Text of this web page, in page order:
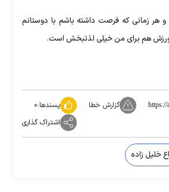
هر زمانی که فرصت داشته باشم با دوستانم
ورزش هم برای من خیلی لذتبخش است.
گزارش خطا پسندها:۰
اشتراک گذاری
خلیل زاده